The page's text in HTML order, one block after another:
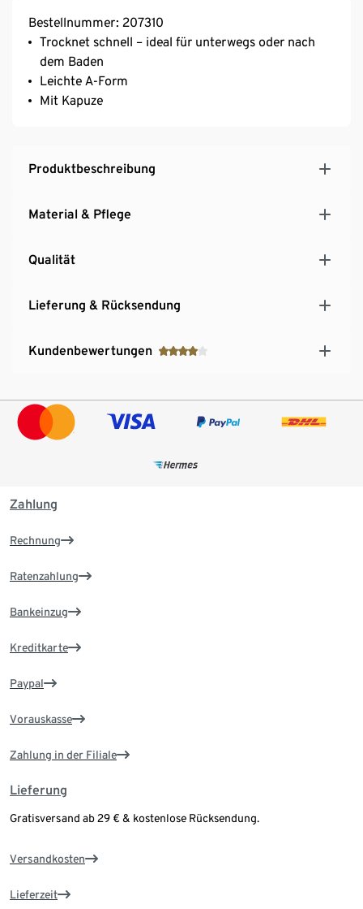
Bestellnummer: 207310
Trocknet schnell – ideal für unterwegs oder nach
dem Baden
Leichte A-Form
Mit Kapuze
Produktbeschreibung
Material & Pflege
Qualität
Lieferung & Rücksendung
Kundenbewertungen
Zahlung
Rechnung
Ratenzahlung
Bankeinzug
Kreditkarte
Paypal
Vorauskasse
Zahlung in der Filiale
Lieferung
Gratisversand ab 29 € & kostenlose Rücksendung.
Versandkosten
Lieferzeit